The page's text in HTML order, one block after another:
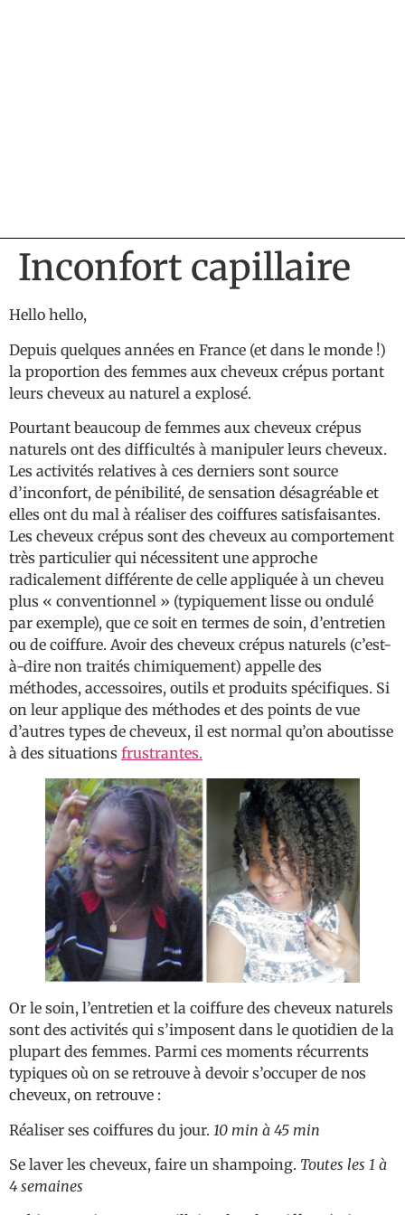
Inconfort capillaire
Hello hello,
Depuis quelques années en France (et dans le monde !)
la proportion des femmes aux cheveux crépus portant
leurs cheveux au naturel a explosé.
Pourtant beaucoup de femmes aux cheveux crépus
naturels ont des difficultés à manipuler leurs cheveux.
Les activités relatives à ces derniers sont source
d’inconfort, de pénibilité, de sensation désagréable et
elles ont du mal à réaliser des coiffures satisfaisantes.
Les cheveux crépus sont des cheveux au comportement
très particulier qui nécessitent une approche
radicalement différente de celle appliquée à un cheveu
plus « conventionnel » (typiquement lisse ou ondulé
par exemple), que ce soit en termes de soin, d’entretien
ou de coiffure. Avoir des cheveux crépus naturels (c’est-
à-dire non traités chimiquement) appelle des
méthodes, accessoires, outils et produits spécifiques. Si
on leur applique des méthodes et des points de vue
d’autres types de cheveux, il est normal qu’on aboutisse
à des situations frustrantes.
Or le soin, l’entretien et la coiffure des cheveux naturels
sont des activités qui s’imposent dans le quotidien de la
plupart des femmes. Parmi ces moments récurrents
typiques où on se retrouve à devoir s’occuper de nos
cheveux, on retrouve :
Réaliser ses coiffures du jour. 10 min à 45 min
Se laver les cheveux, faire un shampoing. Toutes les 1 à
4 semaines